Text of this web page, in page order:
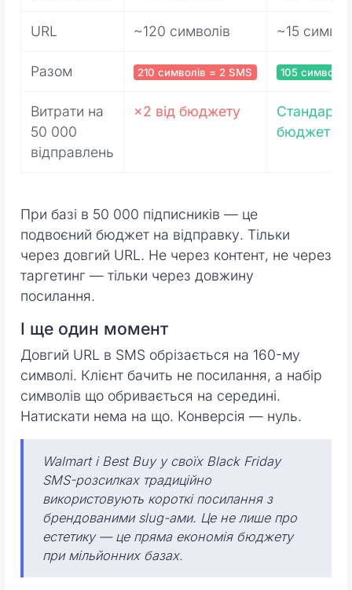
URL ~120 символів ~15
Разом 210 символів = 2 SMS 105 символів
Витрати на
50 000
відправлень
×2 від бюджету
бюджет
При базі в 50 000 підписників — це
подвоєний бюджет на відправку. Тільки
через довгий URL. Не через контент, не через
таргетинг — тільки через довжину
посилання.
І ще один момент
Довгий URL в SMS обрізається на 160-му
символі. Клієнт бачить не посилання, а набір
символів що обривається на середині.
Натискати нема на що. Конверсія — нуль.
Walmart і Best Buy у своїх Black Friday
SMS-розсилках традиційно
використовують короткі посилання з
брендованими slug-ами. Це не лише про
естетику — це пряма економія бюджету
при мільйонних базах.